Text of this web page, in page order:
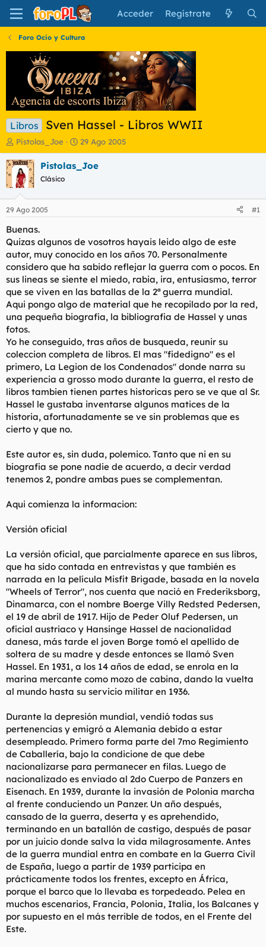
Acceder Regístrate
Foro Ocio y Cultura
Libros Sven Hassel - Libros WWII
I
n
i
c
i
a
d
o
r
d
e
l
t
e
m
a
Pistolas_Joe
F
e
h
i
c
i
o
29 Ago 2005
Pistolas_Joe
Clásico
29 Ago 2005 #1
Buenas.
Quizas algunos de vosotros hayais leido algo de este
autor, muy conocido en los años 70. Personalmente
considero que ha sabido reflejar la guerra com o pocos. En
sus lineas se siente el miedo, rabia, ira, entusiasmo, terror
que se viven en las batallas de la 2ª guerra mundial.
Aqui pongo algo de material que he recopilado por la red,
una pequeña biografia, la bibliografia de Hassel y unas
fotos.
Yo he conseguido, tras años de busqueda, reunir su
coleccion completa de libros. El mas "fidedigno" es el
primero, La Legion de los Condenados" donde narra su
experiencia a grosso modo durante la guerra, el resto de
libros tambien tienen partes historicas pero se ve que al Sr.
Hassel le gustaba inventarse algunos matices de la
historia, afortunadamente se ve sin problemas que es
cierto y que no.
Este autor es, sin duda, polemico. Tanto que ni en su
biografia se pone nadie de acuerdo, a decir verdad
tenemos 2, pondre ambas pues se complementan.
Aqui comienza la informacion:
Versión oficial
La versión oficial, que parcialmente aparece en sus libros,
que ha sido contada en entrevistas y que también es
narrada en la película Misfit Brigade, basada en la novela
"Wheels of Terror", nos cuenta que nació en Frederiksborg,
Dinamarca, con el nombre Boerge Villy Redsted Pedersen,
el 19 de abril de 1917. Hijo de Peder Oluf Pedersen, un
oficial austriaco y Hansinge Hassel de nacionalidad
danesa, más tarde el joven Borge tomó el apellido de
soltera de su madre y desde entonces se llamó Sven
Hassel. En 1931, a los 14 años de edad, se enrola en la
marina mercante como mozo de cabina, dando la vuelta
al mundo hasta su servicio militar en 1936.
Durante la depresión mundial, vendió todas sus
pertenencias y emigró a Alemania debido a estar
desempleado. Primero forma parte del 7mo Regimiento
de Caballería, bajo la condicione de que debe
nacionalizarse para permanecer en filas. Luego de
nacionalizado es enviado al 2do Cuerpo de Panzers en
Eisenach. En 1939, durante la invasión de Polonia marcha
al frente conduciendo un Panzer. Un año después,
cansado de la guerra, deserta y es aprehendido,
terminando en un batallón de castigo, después de pasar
por un juicio donde salva la vida milagrosamente. Antes
de la guerra mundial entra en combate en la Guerra Civil
de España, luego a partir de 1939 participa en
prácticamente todos los frentes, excepto en África,
porque el barco que lo llevaba es torpedeado. Pelea en
muchos escenarios, Francia, Polonia, Italia, los Balcanes y
por supuesto en el más terrible de todos, en el Frente del
Este.